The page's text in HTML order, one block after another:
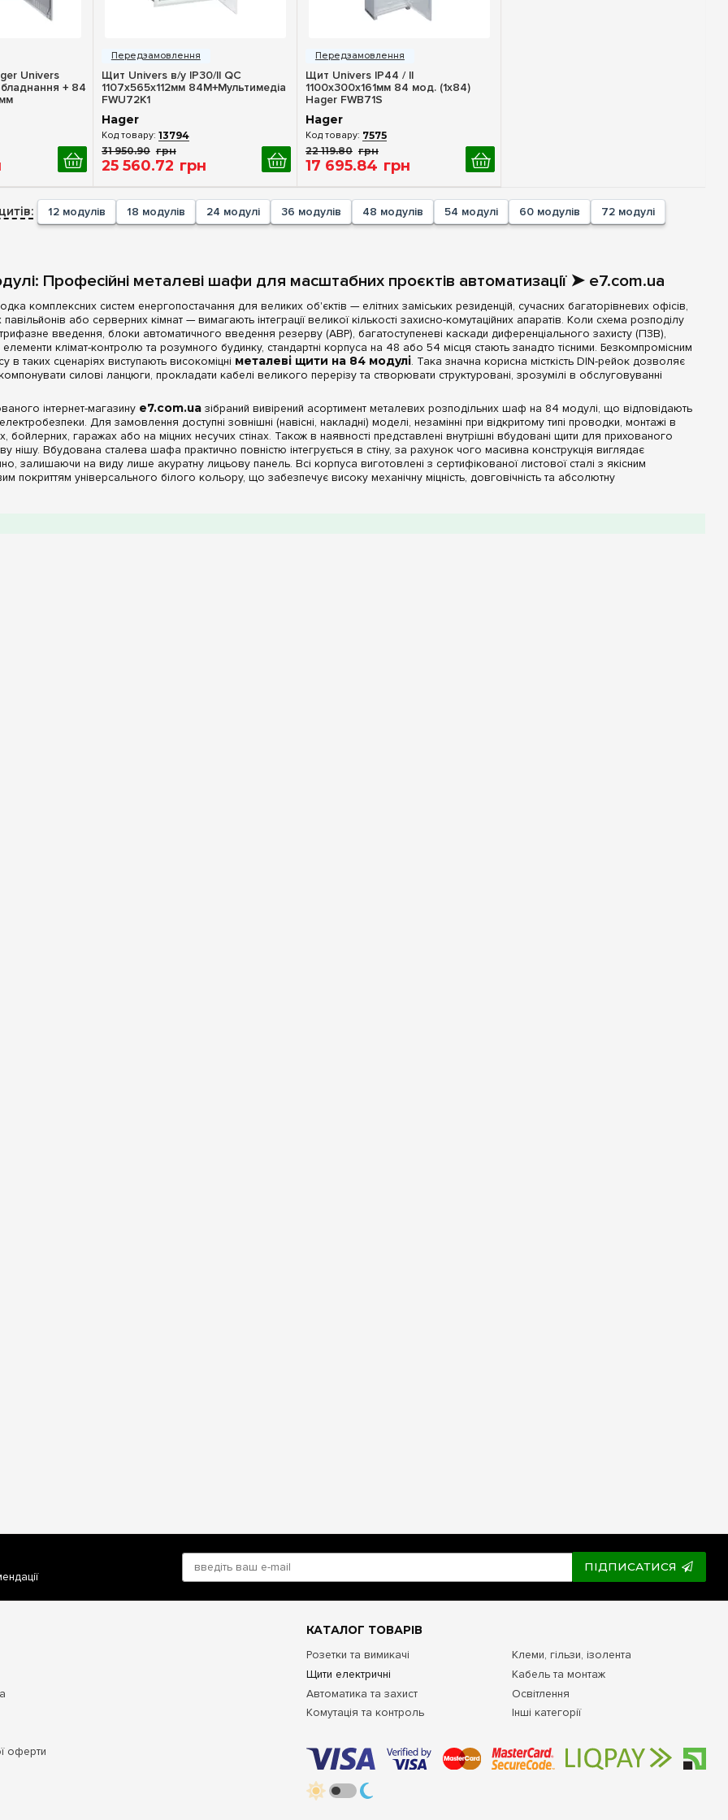
Univers
+ 84
Щит Univers в/у IP30/II QC
1107x565x112мм 84M+Мультимедіа
FWU72K1
Hager
13794
31 950.90 грн
25 560.72 грн
Щит Univers IP44 / II
1100x300x161мм 84 мод. (1x84)
Hager FWB71S
Hager
7575
22 119.80 грн
17 695.84 грн
12 модулів 18 модулів 24 модулі 36 модулів 48 модулів 54 модулі 60 модулів
72 модулі
Професійні металеві шафи для масштабних проєктів автоматизації ➤ e7.com.ua
комплексних систем енергопостачання для великих об'єктів — елітних заміських резиденцій, сучасних багаторівневих офісів,
або серверних кімнат — вимагають інтеграції великої кількості захисно-комутаційних апаратів. Коли схема розподілу
введення, блоки автоматичного введення резерву (АВР), багатоступеневі каскади диференціального захисту (ПЗВ),
елементи клімат-контролю та розумного будинку, стандартні корпуса на 48 або 54 місця стають занадто тісними. Безкомпромісним
в таких сценаріях виступають високоміцні металеві щити на 84 модулі. Така значна корисна місткість DIN-рейок дозволяє
силові ланцюги, прокладати кабелі великого перерізу та створювати структуровані, зрозумілі в обслуговуванні
інтернет-магазину e7.com.ua зібраний вивірений асортимент металевих розподільних шаф на 84 модулі, що відповідають
Для замовлення доступні зовнішні (навісні, накладні) моделі, незамінні при відкритому типі проводки, монтажі в
бойлерних, гаражах або на міцних несучих стінах. Також в наявності представлені внутрішні вбудовані щити для прихованого
нішу. Вбудована сталева шафа практично повністю інтегрується в стіну, за рахунок чого масивна конструкція виглядає
залишаючи на виду лише акуратну лицьову панель. Всі корпуса виготовлені з сертифікованої листової сталі з якісним
покриттям універсального білого кольору, що забезпечує високу механічну міцність, довговічність та абсолютну
комплектація шинами, антивандальні фасади та захист IP
(+2)
(+2)
(+1)
(+1)
ПІДПИСАТИСЯ
оферти
КАТАЛОГ ТОВАРІВ
Розетки та вимикачі
Щити електричні
Автоматика та захист
Комутація та контроль
Клеми, гільзи, ізолента
Кабель та монтаж
Освітлення
Інші категорії